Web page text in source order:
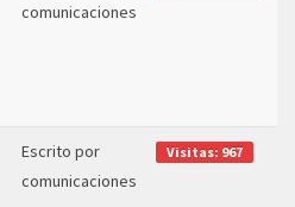
comunicaciones
Escrito por
comunicaciones
Visitas: 967